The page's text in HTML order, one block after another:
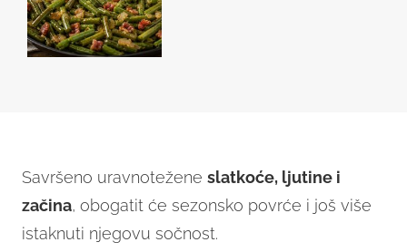
Savršeno uravnotežene slatkoće, ljutine i
začina, obogatit će sezonsko povrće i još više
istaknuti njegovu sočnost.